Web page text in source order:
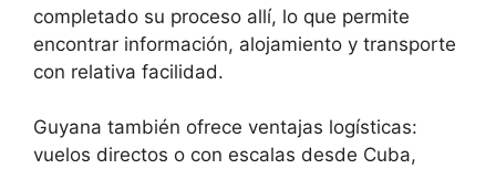
completado su proceso allí, lo que permite
encontrar información, alojamiento y transporte
con relativa facilidad.
Guyana también ofrece ventajas logísticas:
vuelos directos o con escalas desde Cuba,